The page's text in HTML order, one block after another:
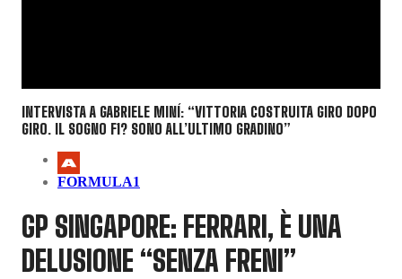
INTERVISTA A GABRIELE MINÍ: “VITTORIA COSTRUITA GIRO DOPO
GIRO. IL SOGNO F1? SONO ALL’ULTIMO GRADINO”
FORMULA1
GP SINGAPORE: FERRARI, È UNA
DELUSIONE “SENZA FRENI”